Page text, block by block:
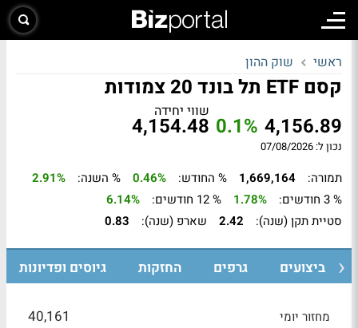
ראשי שוק ההון
קסם ETF תל בונד 20 צמודות
4,156.89
0.1%
שווי יחידה
4,154.48
נכון ל: 07/08/2026
תמורה: 1,669,164 % החודש: 0.46% % השנה:
2.91%
% 3 חודשים:
1.78% % 12 חודשים:
6.14%
סטיית תקן (שנה):
2.42 שארפ (שנה): 0.83
ביצועים גרפים החזקות גיוסים ופדיונות
מחזור יומי 40,161